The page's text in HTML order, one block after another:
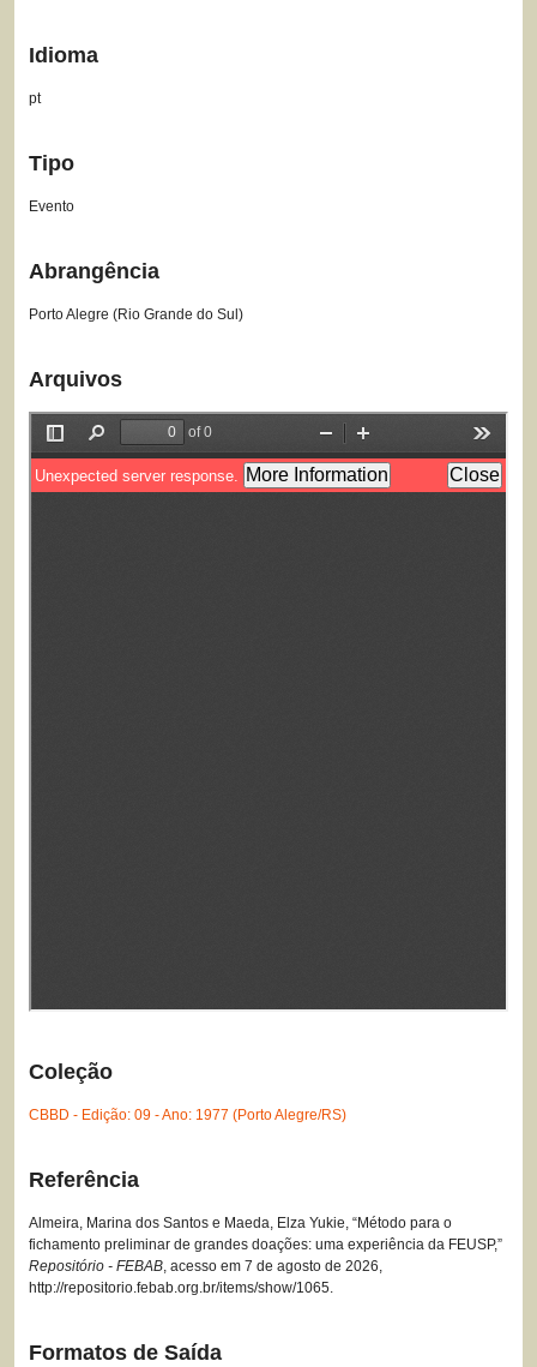
Idioma
pt
Tipo
Evento
Abrangência
Porto Alegre (Rio Grande do Sul)
Arquivos
Coleção
CBBD - Edição: 09 - Ano: 1977 (Porto Alegre/RS)
Referência
Almeira, Marina dos Santos e Maeda, Elza Yukie, “Método para o
fichamento preliminar de grandes doações: uma experiência da FEUSP,”
Repositório - FEBAB, acesso em 7 de agosto de 2026,
http://repositorio.febab.org.br/items/show/1065.
Formatos de Saída